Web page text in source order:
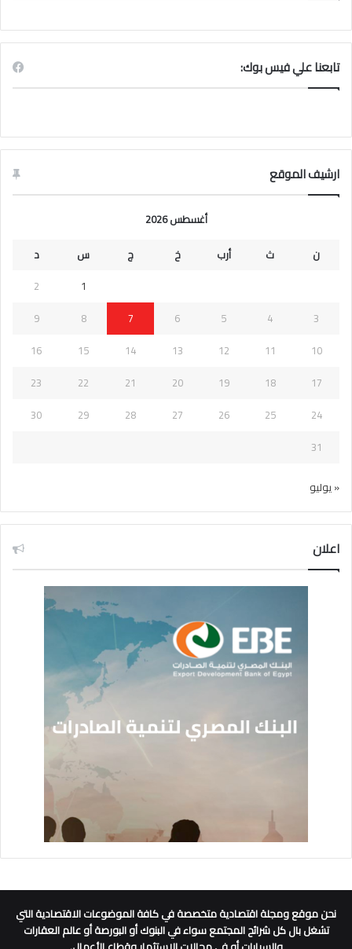
تابعنا علي فيس بوك:
ارشيف الموقع
أغسطس 2026
ن
ث أرب خ ج س
د
1
2
3
4
5
6
7
8
9
10
11
12
13
14
15
16
17
18
19
20
21
22
23
24
25
26
27
28
29
30
31
« يوليو
اعلان
نحن موقع ومجلة اقتصادية متخصصة في كافة الموضوعات الاقتصادية التي
تشغل بال كل شرائح المجتمع سواء في البنوك أو البورصة أو عالم العقارات